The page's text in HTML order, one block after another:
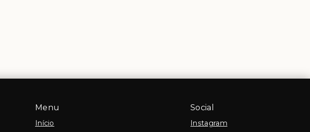
Menu
Início
Social
Instagram